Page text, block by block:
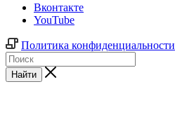
Вконтакте
YouTube
Политика конфиденциальности
Найти